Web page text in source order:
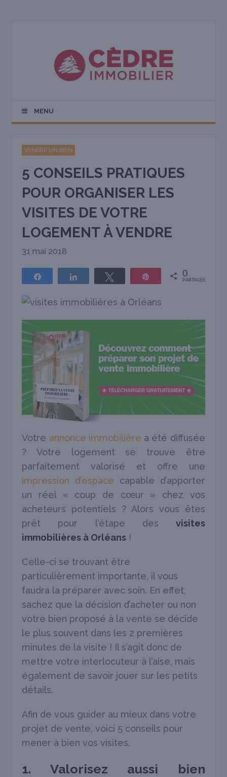
MENU
VENDRE UN BIEN
5 CONSEILS PRATIQUES
POUR ORGANISER LES
VISITES DE VOTRE
LOGEMENT À VENDRE
31 mai 2018
Partagez Partagez Tweetez Épingle 0
PARTAGES
Votre annonce immobilière a été diffusée
? Votre logement se trouve être
parfaitement valorisé et offre une
impression d’espace capable d’apporter
un réel « coup de cœur » chez vos
acheteurs potentiels ? Alors vous êtes
prêt pour l’étape des visites
immobilières à Orléans !
Celle-ci se trouvant être
particulièrement importante, il vous
faudra la préparer avec soin. En effet,
sachez que la décision d’acheter ou non
votre bien proposé à la vente se décide
le plus souvent dans les 2 premières
minutes de la visite ! Il s’agit donc de
mettre votre interlocuteur à l’aise, mais
également de savoir jouer sur les petits
détails.
Afin de vous guider au mieux dans votre
projet de vente, voici 5 conseils pour
mener à bien vos visites.
1. Valorisez aussi bien